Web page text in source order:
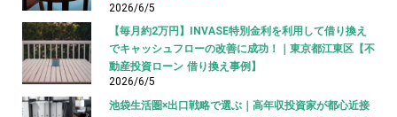
2026/6/5
【毎月約2万円】INVASE特別金利を利用して借り換え
でキャッシュフローの改善に成功！｜東京都江東区【不
動産投資ローン 借り換え事例】
2026/6/5
池袋生活圏×出口戦略で選ぶ｜高年収投資家が都心近接